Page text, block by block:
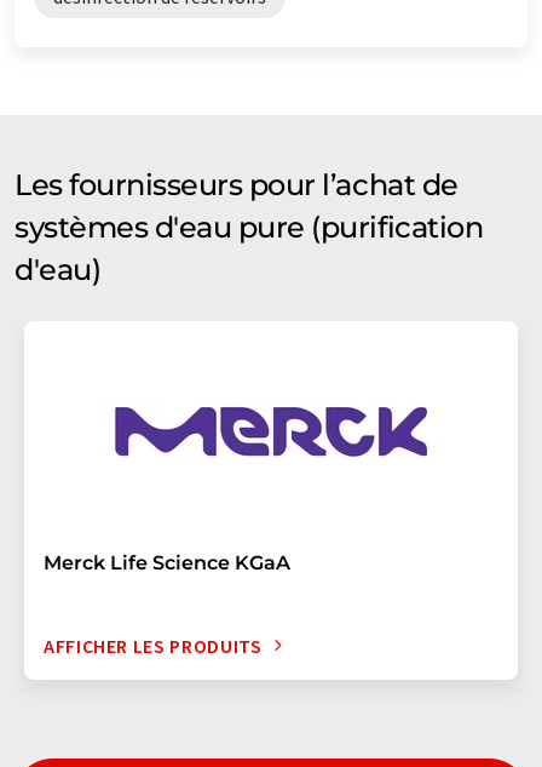
Les fournisseurs pour l’achat de
systèmes d'eau pure (purification
d'eau)
Merck Life Science KGaA
AFFICHER LES PRODUITS